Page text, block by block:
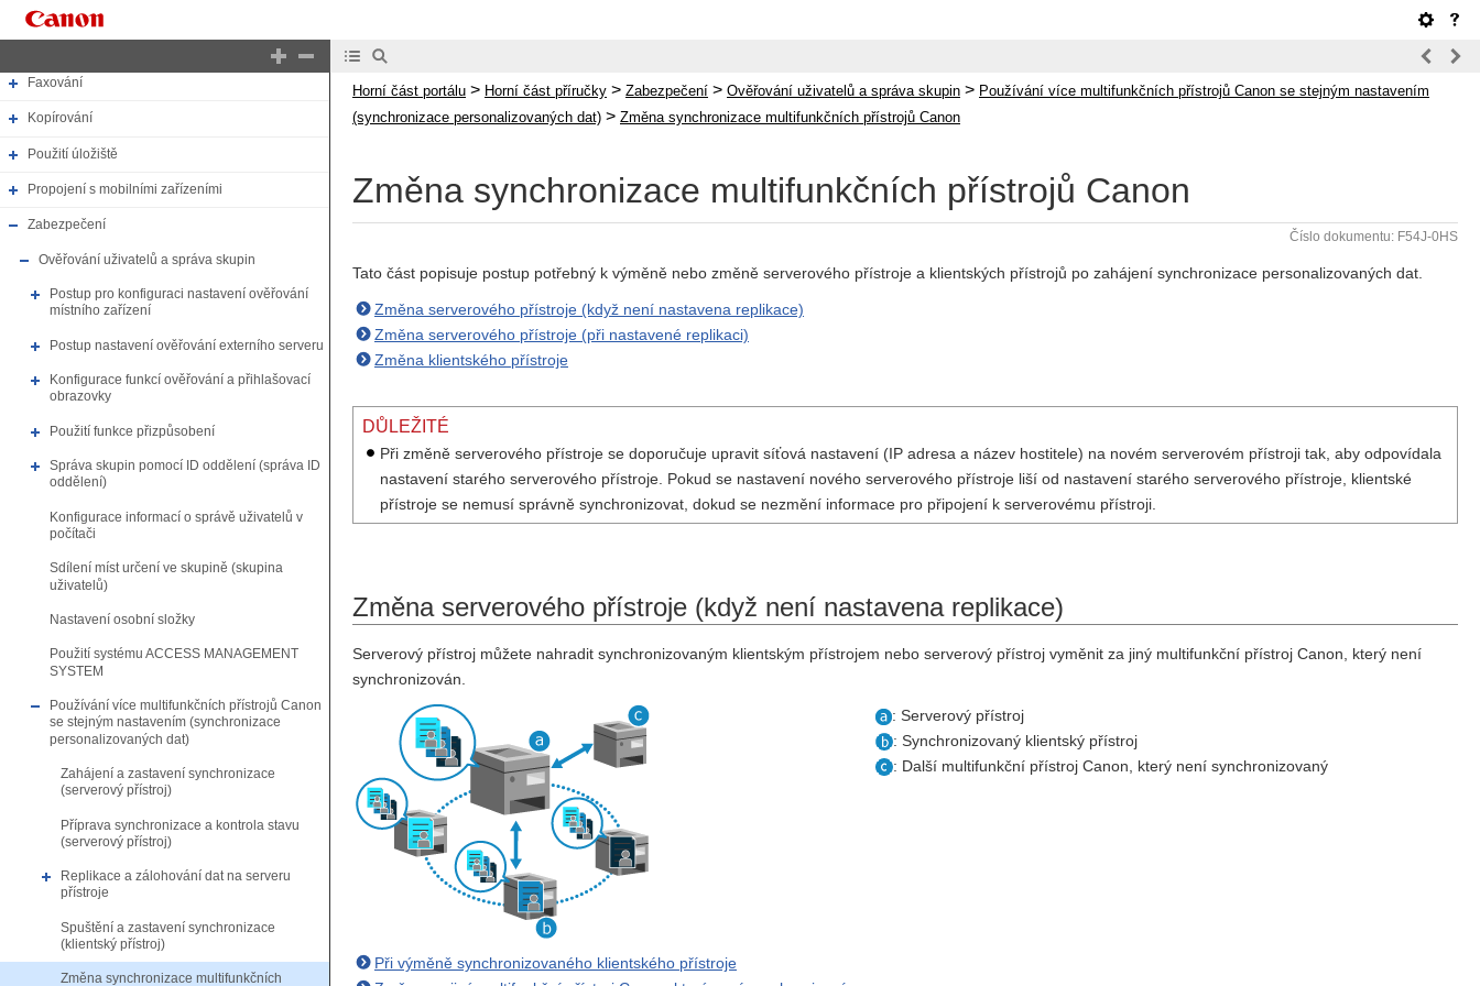
Tisk
Faxování
Kopírování
Použití úložiště
Propojení s mobilními zařízeními
Zabezpečení
Ověřování uživatelů a správa skupin
Postup pro konfiguraci nastavení ověřování
místního zařízení
Postup nastavení ověřování externího serveru
Konfigurace funkcí ověřování a přihlašovací
obrazovky
Použití funkce přizpůsobení
Správa skupin pomocí ID oddělení (správa ID
oddělení)
Konfigurace informací o správě uživatelů v
počítači
Sdílení míst určení ve skupině (skupina
uživatelů)
Nastavení osobní složky
Použití systému ACCESS MANAGEMENT
SYSTEM
Používání více multifunkčních přístrojů Canon
se stejným nastavením (synchronizace
personalizovaných dat)
Zahájení a zastavení synchronizace
(serverový přístroj)
Příprava synchronizace a kontrola stavu
(serverový přístroj)
Replikace a zálohování dat na serveru
přístroje
Spuštění a zastavení synchronizace
(klientský přístroj)
Změna synchronizace multifunkčních
Horní část portálu > Horní část příručky > Zabezpečení > Ověřování uživatelů a správa skupin > Používání více multifunkčních přístrojů Canon se stejným nastavením
(synchronizace personalizovaných dat) > Změna synchronizace multifunkčních přístrojů Canon
Změna synchronizace multifunkčních přístrojů Canon
Číslo dokumentu: F54J-0HS
Tato část popisuje postup potřebný k výměně nebo změně serverového přístroje a klientských přístrojů po zahájení synchronizace personalizovaných dat.
Změna serverového přístroje (když není nastavena replikace)
Změna serverového přístroje (při nastavené replikaci)
Změna klientského přístroje
DŮLEŽITÉ
Při změně serverového přístroje se doporučuje upravit síťová nastavení (IP adresa a název hostitele) na novém serverovém přístroji tak, aby odpovídala
nastavení starého serverového přístroje. Pokud se nastavení nového serverového přístroje liší od nastavení starého serverového přístroje, klientské
přístroje se nemusí správně synchronizovat, dokud se nezmění informace pro připojení k serverovému přístroji.
Změna serverového přístroje (když není nastavena replikace)
Serverový přístroj můžete nahradit synchronizovaným klientským přístrojem nebo serverový přístroj vyměnit za jiný multifunkční přístroj Canon, který není
synchronizován.
Při výměně synchronizovaného klientského přístroje
: Serverový přístroj
: Synchronizovaný klientský přístroj
: Další multifunkční přístroj Canon, který není synchronizovaný